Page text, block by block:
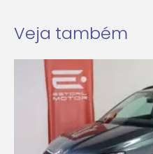
Veja também